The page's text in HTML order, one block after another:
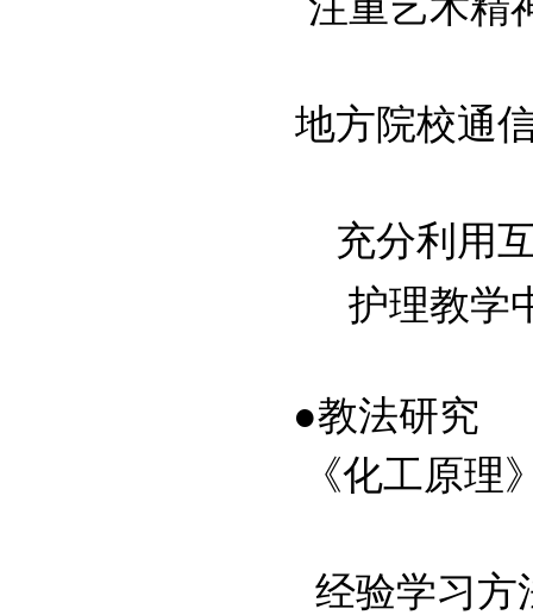
地方院校通
充分利用
护理教学
●教法研究
《化工原
经验学习方